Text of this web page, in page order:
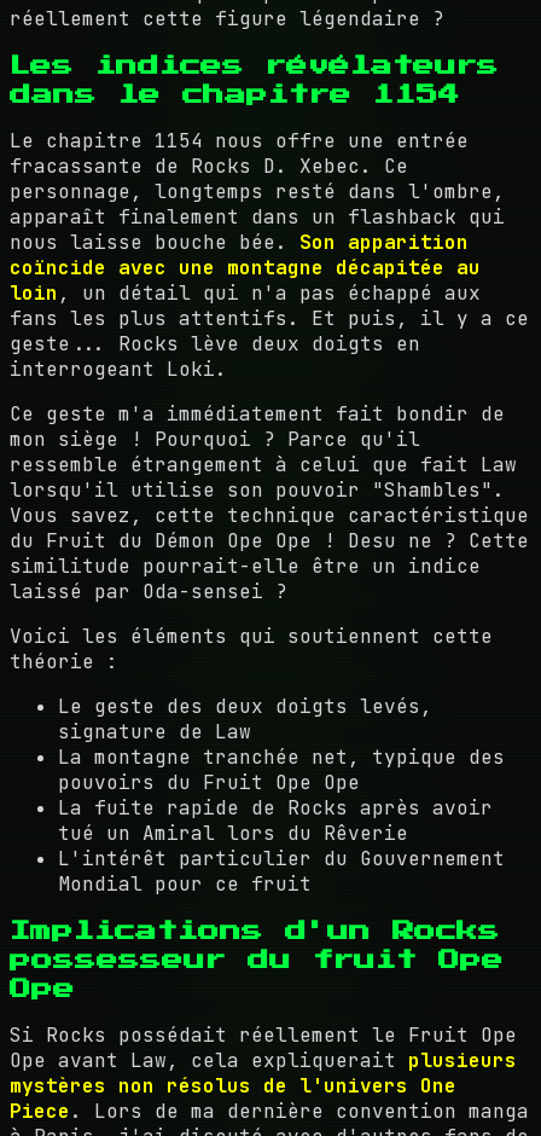
réellement cette figure légendaire ?
Les indices révélateurs
dans le chapitre 1154
Le chapitre 1154 nous offre une entrée
fracassante de Rocks D. Xebec. Ce
personnage, longtemps resté dans l'ombre,
apparaît finalement dans un flashback qui
nous laisse bouche bée. Son apparition
coïncide avec une montagne décapitée au
loin , un détail qui n'a pas échappé aux
fans les plus attentifs. Et puis, il y a ce
geste... Rocks lève deux doigts en
interrogeant Loki.
Ce geste m'a immédiatement fait bondir de
mon siège ! Pourquoi ? Parce qu'il
ressemble étrangement à celui que fait Law
lorsqu'il utilise son pouvoir "Shambles".
Vous savez, cette technique caractéristique
du Fruit du Démon Ope Ope ! Desu ne ? Cette
similitude pourrait-elle être un indice
laissé par Oda-sensei ?
Voici les éléments qui soutiennent cette
théorie :
Le geste des deux doigts levés,
signature de Law
La montagne tranchée net, typique des
pouvoirs du Fruit Ope Ope
La fuite rapide de Rocks après avoir
tué un Amiral lors du Rêverie
L'intérêt particulier du Gouvernement
Mondial pour ce fruit
Implications d'un Rocks
possesseur du fruit Ope
Ope
Si Rocks possédait réellement le Fruit Ope
Ope avant Law, cela expliquerait plusieurs
mystères non résolus de l'univers One
Piece . Lors de ma dernière convention manga